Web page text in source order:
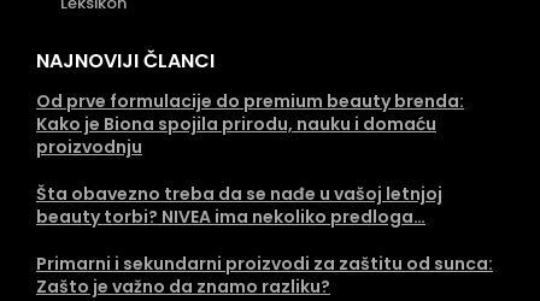
NAJNOVIJI ČLANCI
Od prve formulacije do premium beauty brenda:
Kako je Biona spojila prirodu, nauku i domaću
proizvodnju
Šta obavezno treba da se nađe u vašoj letnjoj
beauty torbi? NIVEA ima nekoliko predloga…
Primarni i sekundarni proizvodi za zaštitu od sunca:
Zašto je važno da znamo razliku?